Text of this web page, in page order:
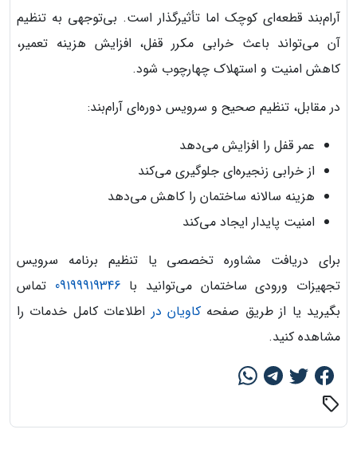
آرام‌بند قطعه‌ای کوچک اما تأثیرگذار است. بی‌توجهی به تنظیم
آن می‌تواند باعث خرابی مکرر قفل، افزایش هزینه تعمیر،
کاهش امنیت و استهلاک چهارچوب شود.
در مقابل، تنظیم صحیح و سرویس دوره‌ای آرام‌بند:
عمر قفل را افزایش می‌دهد
از خرابی زنجیره‌ای جلوگیری می‌کند
هزینه سالانه ساختمان را کاهش می‌دهد
امنیت پایدار ایجاد می‌کند
برای دریافت مشاوره تخصصی یا تنظیم برنامه سرویس
تجهیزات ورودی ساختمان می‌توانید با 09199919346 تماس
بگیرید یا از طریق صفحه کاویان در اطلاعات کامل خدمات را
مشاهده کنید.
sell